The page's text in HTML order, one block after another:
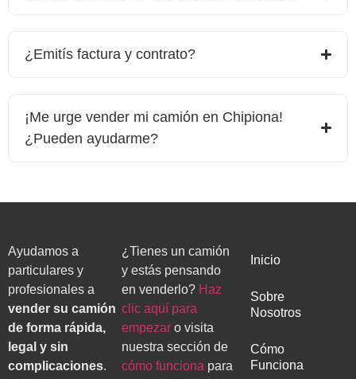
¿Emitís factura y contrato?
¡Me urge vender mi camión en Chipiona!
¿Pueden ayudarme?
Ayudamos a
particulares y
profesionales a
vender su camión
de forma rápida,
legal y sin
complicaciones.
¿Tienes un camión
y estás pensando
en venderlo? Haz
clic aquí para
empezaro visita
nuestra sección de
cómo funciona para
Inicio
Sobre
Nosotros
Cómo
Funciona